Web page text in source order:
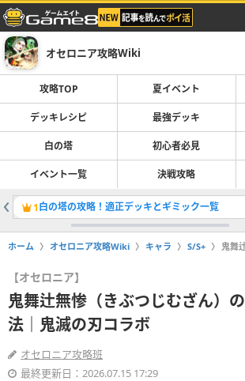
オセロニア攻略Wiki
攻略TOP 夏イベント
デッキレシピ 最強デッキ
白の塔 初心者必見
イベント一覧 決戦攻略
1白の塔の攻略！適正デッキとギミック一覧
ホーム オセロニア攻略Wiki キャラ S/S+ 鬼舞
【オセロニア】
鬼舞辻無惨（きぶつじむざん）
法｜鬼滅の刃コラボ
オセロニア攻略班
最終更新日：2026.07.15 17:29